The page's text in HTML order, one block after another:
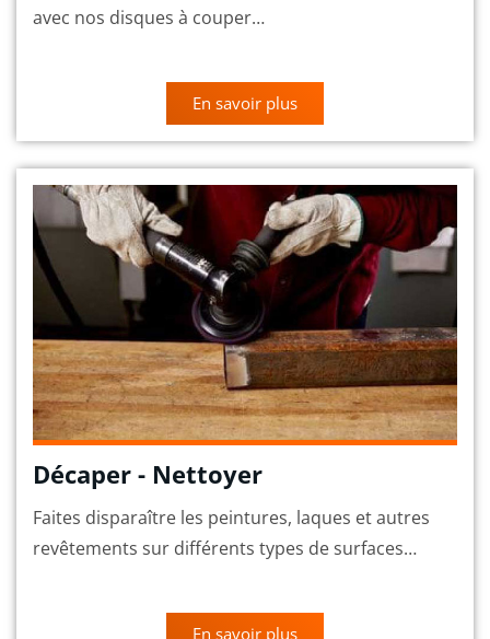
avec nos disques à couper…
En savoir plus
Décaper - Nettoyer
Faites disparaître les peintures, laques et autres
revêtements sur différents types de surfaces…
En savoir plus